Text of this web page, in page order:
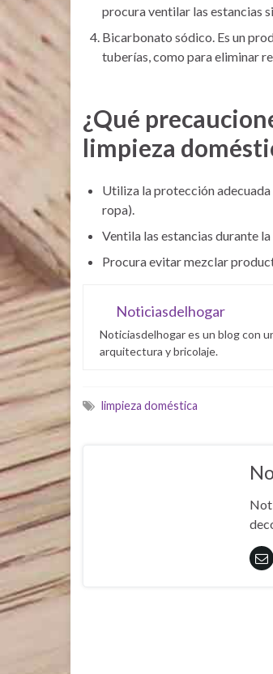
procura ventilar las estancias
Bicarbonato sódico. Es un
tuberías, como para eliminar
¿Qué
limpieza
Utiliza la protección
ropa).
Ventila las estancias durante
Procura evitar mezclar
Noticiasdelhogar
Noticiasdelhogar es un blog con
arquitectura y bricolaje.
limpieza doméstica